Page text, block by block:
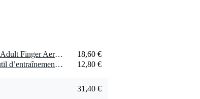
1 x Alfreds Music Publishing Basic Adult Finger Aerobics Level 1 livre de piano
18,60 €
1 x Planet Waves VG01 Varigrip outil d’entraînement pour les doigts
12,80 €
31,40 €